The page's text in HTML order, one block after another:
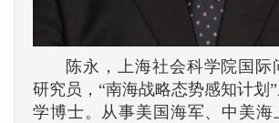
陈永，上海社会科学院国际
研究员，“南海战略态势感知计划
学博士。从事美国海军、中美海